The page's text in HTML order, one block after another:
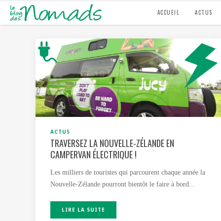
ACCUEIL ACTUS
ACTUS
TRAVERSEZ LA NOUVELLE-ZÉLANDE EN
CAMPERVAN ÉLECTRIQUE !
Les milliers de touristes qui parcourent chaque année la
Nouvelle-Zélande pourront bientôt le faire à bord...
LIRE LA SUITE